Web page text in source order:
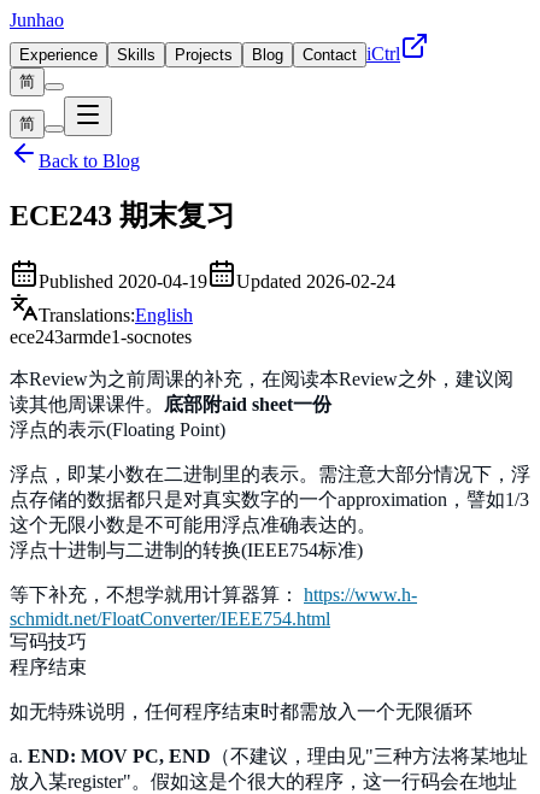
Junhao
Experience Skills Projects Blog Contact iCtrl
简
简
Back to Blog
ECE243 期末复习
Published 2020-04-19 Updated 2026-02-24
Translations:English
ece243armde1-socnotes
本Review为之前周课的补充，在阅读本Review之外，建议阅
读其他周课课件。 底部附aid sheet一份
浮点的表示(Floating Point)
浮点，即某小数在二进制里的表示。需注意大部分情况下，浮
点存储的数据都只是对真实数字的一个approximation，譬如1/3
这个无限小数是不可能用浮点准确表达的。
浮点十进制与二进制的转换(IEEE754标准)
等下补充，不想学就用计算器算： https://www.h-
schmidt.net/FloatConverter/IEEE754.html
写码技巧
程序结束
如无特殊说明，任何程序结束时都需放入一个无限循环
a. END: MOV PC, END （不建议，理由见"三种方法将某地址
放入某register"。假如这是个很大的程序，这一行码会在地址